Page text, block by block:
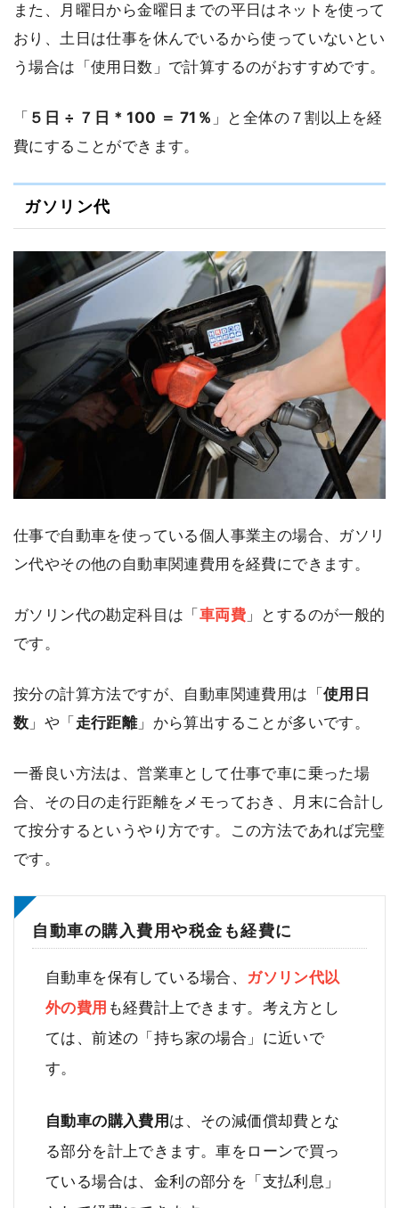
また、月曜日から金曜日までの平日はネットを使って
おり、土日は仕事を休んでいるから使っていないとい
う場合は「使用日数」で計算するのがおすすめです。
「 ５日 ÷ ７日 * 100 ＝ 71％ 」と全体の７割以上を経
費にすることができます。
ガソリン代
仕事で自動車を使っている個人事業主の場合、ガソリ
ン代やその他の自動車関連費用を経費にできます。
ガソリン代の勘定科目は「車両費 」とするのが一般的
です。
按分の計算方法ですが、自動車関連費用は「使用日
数 」や「走行距離」から算出することが多いです。
一番良い方法は、営業車として仕事で車に乗った場
合、その日の走行距離をメモっておき、月末に合計し
て按分するというやり方です。この方法であれば完璧
です。
自動車の購入費用や税金も経費に
自動車を保有している場合、 ガソリン代以
外の費用 も経費計上できます。考え方とし
ては、前述の「持ち家の場合」に近いで
す。
自動車の購入費用は、その減価償却費とな
る部分を計上できます。車をローンで買っ
ている場合は、金利の部分を「支払利息」